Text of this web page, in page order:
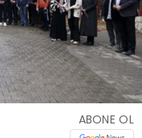
ABONE OL